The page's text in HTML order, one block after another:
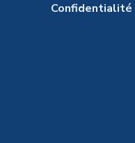
Confidentialité